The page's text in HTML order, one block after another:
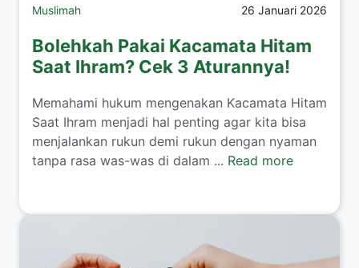
Muslimah 26 Januari 2026
Bolehkah Pakai Kacamata Hitam
Saat Ihram? Cek 3 Aturannya!
​Memahami hukum mengenakan Kacamata Hitam
Saat Ihram menjadi hal penting agar kita bisa
menjalankan rukun demi rukun dengan nyaman
tanpa rasa was-was di dalam ... Read more